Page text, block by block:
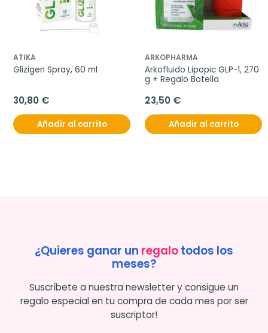
ATIKA
Glizigen Spray, 60 ml
30,80 €
Añadir al carrito
ARKOPHARMA
Arkofluido Lipopic GLP-1, 270
g + Regalo Botella
23,50 €
Añadir al carrito
¿Quieres ganar un regalotodos los
meses?
Suscríbete a nuestra newsletter y consigue un
regalo especial en tu compra de cada mes por ser
suscriptor!